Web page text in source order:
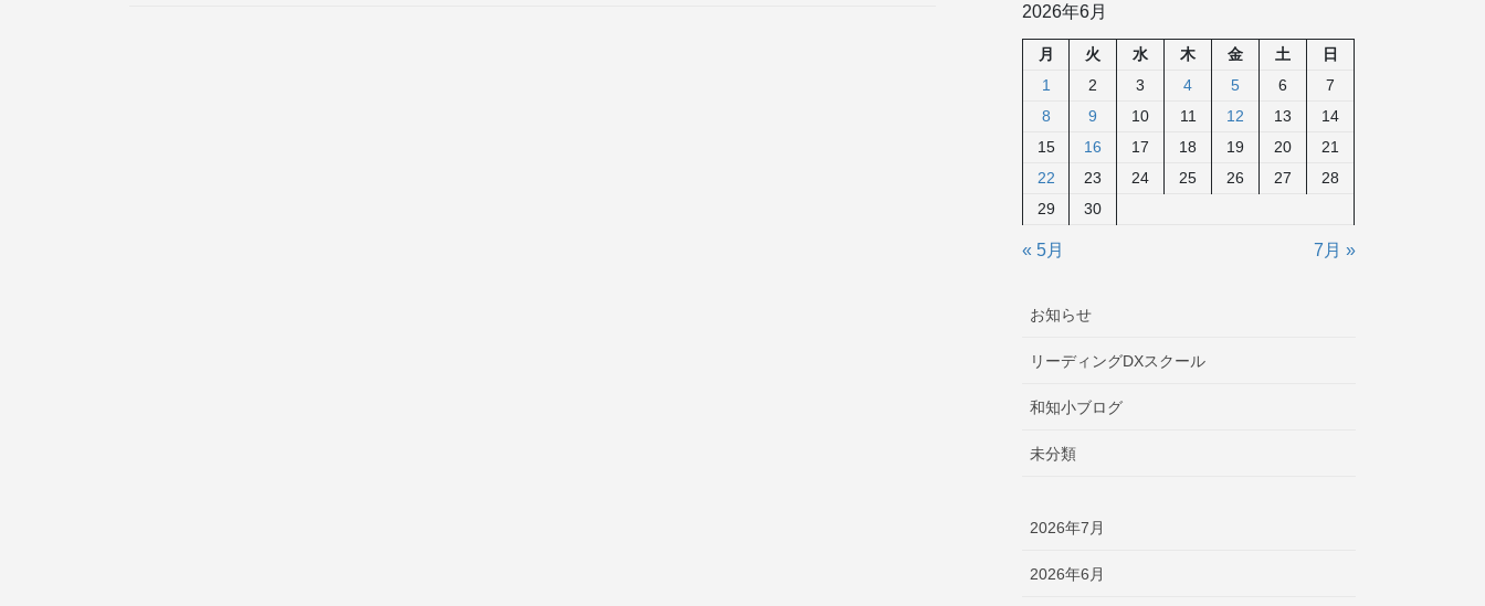
2026年6月
月 火 水 木 金 土
日
1
2 3 4 5 6
7
8
9 10 11 12 13
14
15
16 17 18 19 20
21
22
23 24 25 26 27
28
29
30
« 5月 7月 »
お知らせ
リーディングDXスクール
和知小ブログ
未分類
2026年7月
2026年6月